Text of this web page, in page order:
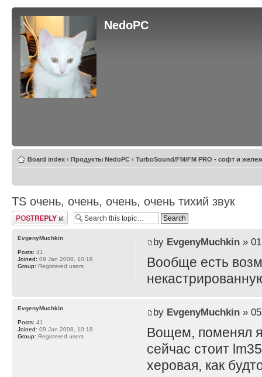
NedoPC
Board index ‹ Продукты NedoPC ‹ TurboSound/FM/FM PRO - софт и
TS очень, очень, очень, очень тихий звук
Post a reply
by EvgenyMuchkin» 01
Вообще есть
EvgenyMuchkin
Posts: 41
Joined: 09 Jan 2008, 10:18
Group: Registered users
by EvgenyMuchkin» 05
Вощем, поменял
сейчас стоит
херовая, как
EvgenyMuchkin
Posts: 41
Joined: 09 Jan 2008, 10:18
Group: Registered users